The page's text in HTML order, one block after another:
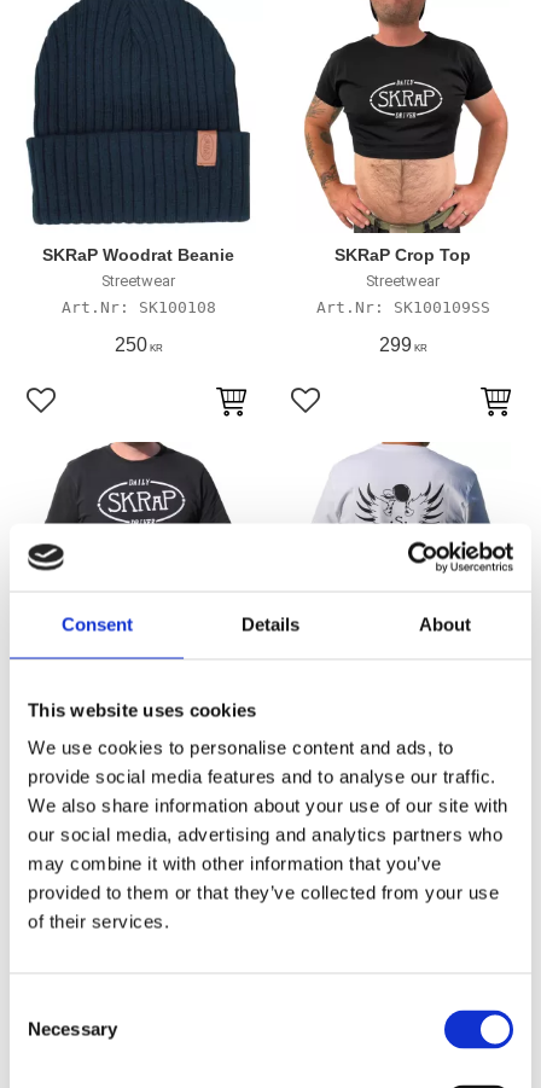
Consent Details About
This website uses cookies
We use cookies to personalise content and ads, to
provide social media features and to analyse our traffic.
We also share information about your use of our site with
our social media, advertising and analytics partners who
may combine it with other information that you’ve
provided to them or that they’ve collected from your use
of their services.
Necessary
SKRaP Woodrat Beanie
Streetwear
SK100108
250KR
Lägg till i favoriter
SKRaP Crop Top
Streetwear
SK100109SS
299 KR
Lägg till i favoriter
SKRaP Daily Driver Tee
Streetwear
SK100104XS
399KR
Lägg till i favoriter
Streetwear
SK100103XS
399KR
Lägg till i favoriter